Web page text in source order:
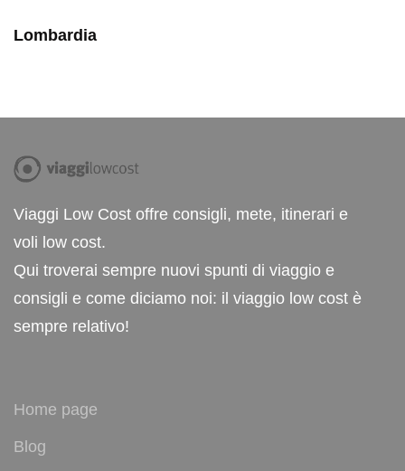
Lombardia
Viaggi Low Cost offre consigli, mete, itinerari e
voli low cost.
Qui troverai sempre nuovi spunti di viaggio e
consigli e come diciamo noi: il viaggio low cost è
sempre relativo!
Home page
Blog